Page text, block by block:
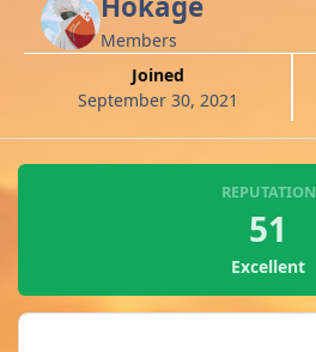
Members
Joined
September 30, 2021
REPUTATION
51
Excellent